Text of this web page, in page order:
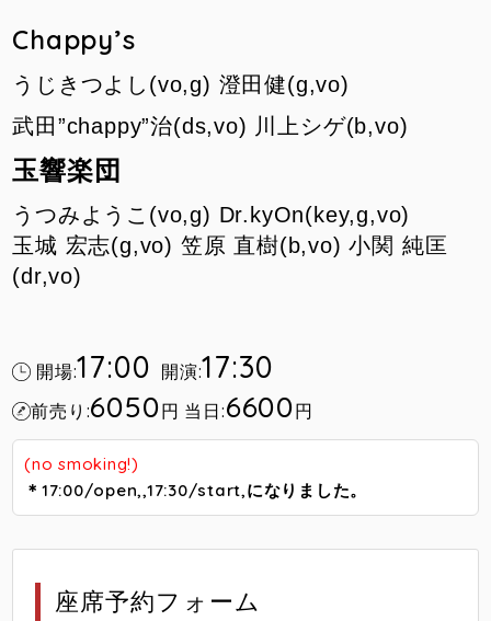
Chappy’s
うじきつよし(vo,g) 澄田健(g,vo)
武田”chappy”治(ds,vo) 川上シゲ(b,vo)
玉響楽団
うつみようこ(vo,g) Dr.kyOn(key,g,vo)
玉城 宏志(g,vo) 笠原 直樹(b,vo) 小関 純匡
(dr,vo)
開場:17:00 開演:17:30
前売り:6050円 当日:6600円
(no smoking!)
＊17:00/open,,17:30/start,になりました。
座席予約フォーム